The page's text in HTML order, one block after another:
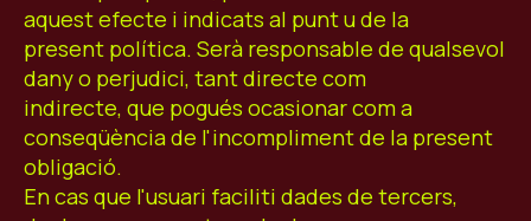
aquest efecte i indicats al punt u de la
present política. Serà responsable de qualsevol
dany o perjudici, tant directe com
indirecte, que pogués ocasionar com a
conseqüència de l'incompliment de la present
obligació.
En cas que l'usuari faciliti dades de tercers,